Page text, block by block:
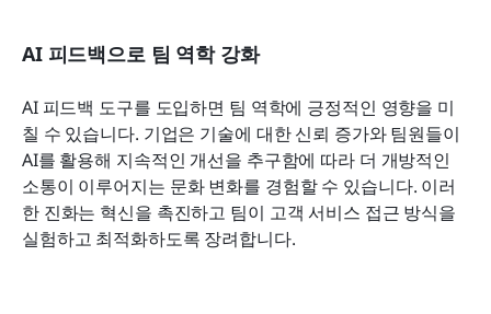
AI 피드백으로 팀 역학 강화
AI 피드백 도구를 도입하면 팀 역학에 긍정적인 영향을 미
칠 수 있습니다. 기업은 기술에 대한 신뢰 증가와 팀원들이
AI를 활용해 지속적인 개선을 추구함에 따라 더 개방적인
소통이 이루어지는 문화 변화를 경험할 수 있습니다. 이러
한 진화는 혁신을 촉진하고 팀이 고객 서비스 접근 방식을
실험하고 최적화하도록 장려합니다.